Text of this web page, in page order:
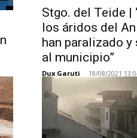
Stgo. del Teide |
los áridos del
han paralizado
al municipio”
Dux Garuti - 18/08/2021